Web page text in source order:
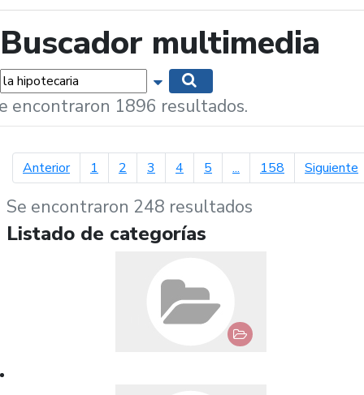
Buscador multimedia
Mostrar opciones de búsqueda
encontraron 1896 resultados.
Anteriorpágina anterior
1 2 3 4 5 ... 158 Siguiente
Se encontraron 248 resultados
Listado de categorías